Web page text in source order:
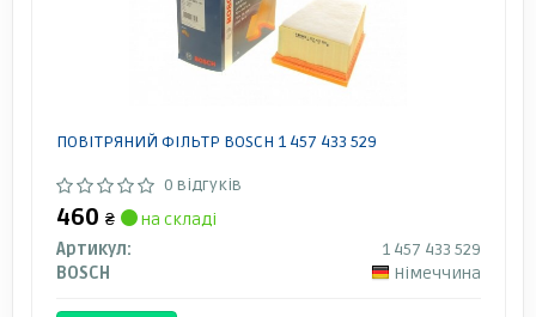
ПОВІТРЯНИЙ ФІЛЬТР BOSCH 1 457 433 529
0 відгуків
460 ₴
на складі
Артикул:
1 457 433 529
BOSCH
Німеччина